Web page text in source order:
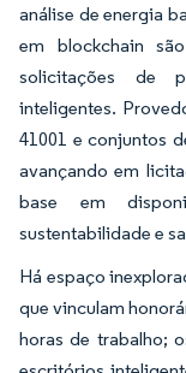
análise de energia
em blockchain
solicitações de
inteligentes.
41001 e conjuntos
avançando em
base em
sustentabilidade e
Há espaço
que vinculam
horas de trabalho;